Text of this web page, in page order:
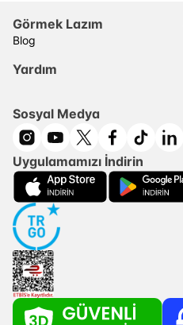
Görmek Lazım
Blog
Yardım
Sosyal Medya
Uygulamamızı İndirin